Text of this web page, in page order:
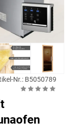
Nr.: B5050789